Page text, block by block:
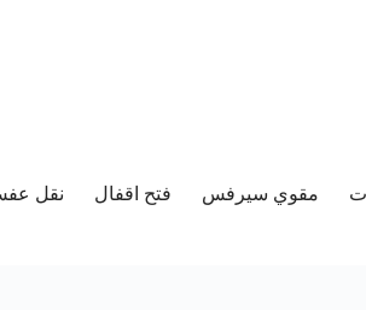
مقوي سيرفس فتح اقفال نقل